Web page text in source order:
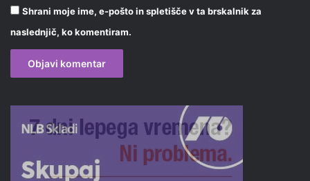
Shrani moje ime, e-pošto in spletišče v ta brskalnik za
naslednjič, ko komentiram.